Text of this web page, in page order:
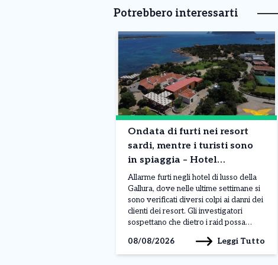
Potrebbero interessarti
Ondata di furti nei resort
sardi, mentre i turisti sono
in spiaggia – Hotel
svaligiati: caccia a orologi,
gioielli e borse
Allarme furti negli hotel di lusso della
Gallura, dove nelle ultime settimane si
sono verificati diversi colpi ai danni dei
clienti dei resort. Gli investigatori
sospettano che dietro i raid possa
entrata in azione tra la fine di luglio e
l’inizio di agosto nelle località più
08/08/2026 Leggi Tutto